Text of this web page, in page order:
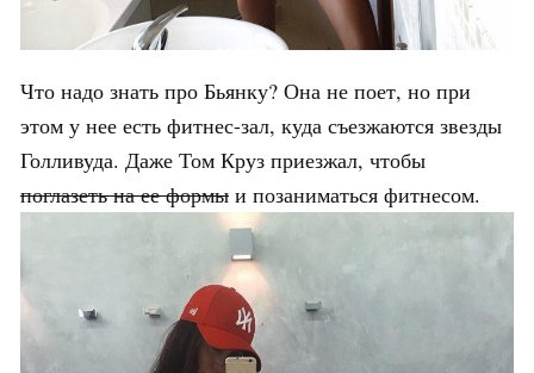
Что надо знать про Бьянку? Она не поет, но при
этом у нее есть фитнес-зал, куда съезжаются звезды
Голливуда. Даже Том Круз приезжал, чтобы
поглазеть на ее формы и позаниматься фитнесом.